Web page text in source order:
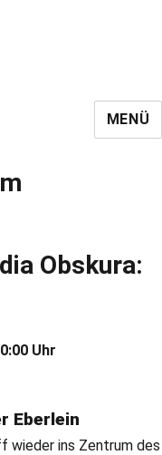
MENÜ
Obskura:
Uhr
Eberlein
wieder ins Zentrum des